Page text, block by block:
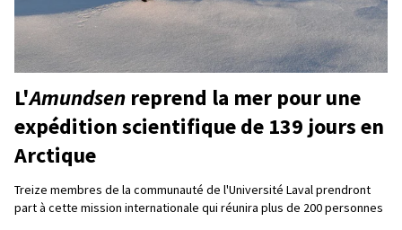
L'Amundsen reprend la mer pour une
expédition scientifique de 139 jours en
Arctique
Treize membres de la communauté de l'Université Laval prendront
part à cette mission internationale qui réunira plus de 200 personnes